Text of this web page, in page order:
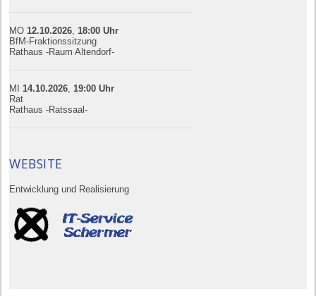
MO 12.10.2026 18:00 Uhr
BfM-Fraktionssitzung
Rathaus -Raum Altendorf-
MI 14.10.2026 19:00 Uhr
Rat
Rathaus -Ratssaal-
WEBSITE
Entwicklung und Realisierung